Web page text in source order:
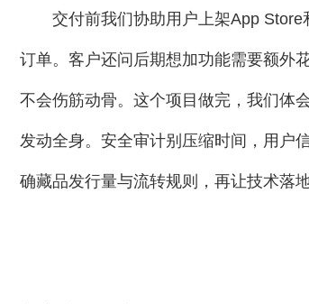
交付前我们协助用户上架App
订单。客户还问后期想加功能需要额外
不会伤筋动骨。这个项目做完，我们体
发动全身。安全审计别压缩时间，用户
确藏品发行量与流转规则，再让技术落